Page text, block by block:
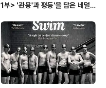
1부> '관용'과 평등'을 담은 네덜